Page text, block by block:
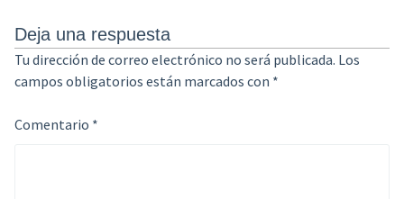
Deja una respuesta
Tu dirección de correo electrónico no será publicada. Los
campos obligatorios están marcados con *
Comentario *